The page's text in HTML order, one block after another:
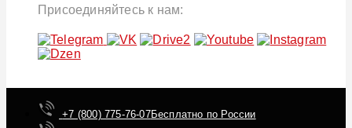
Присоединяйтесь к нам:
+7 (800) 775-76-07Бесплатно по России